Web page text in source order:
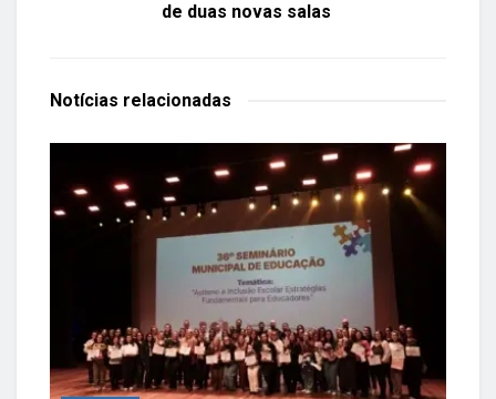
de duas novas salas
Notícias relacionadas